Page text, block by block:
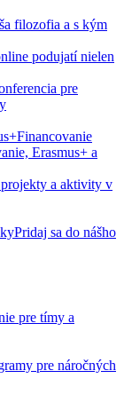
filozofia a s kým
podujatí nielen
pre
Financovanie
Erasmus+ a
a aktivity v
Pridaj sa do nášho
pre tímy a
pre náročných